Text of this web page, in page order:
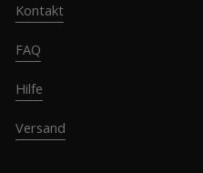
Kontakt
FAQ
Hilfe
Versand